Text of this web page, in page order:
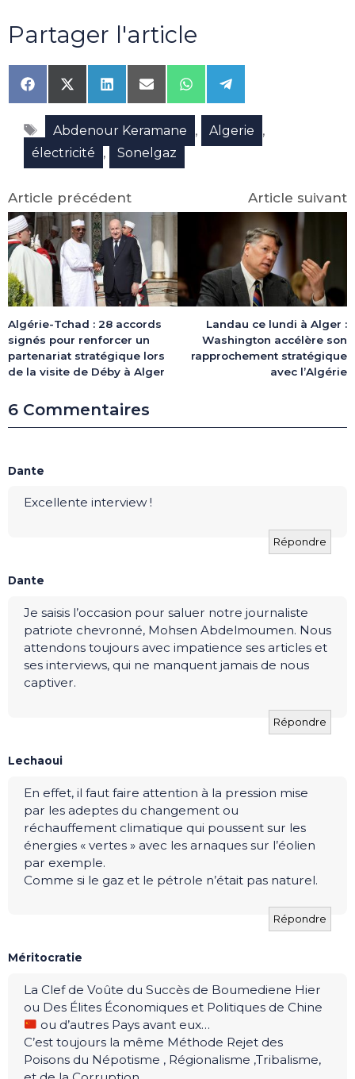
Partager l'article
Share
on
Facebook
Share
on
X
(Twitter)
Share
on
LinkedIn
Share
on
Email
Share
on
WhatsApp
Share
on
Telegram
Étiquettes
Abdenour Keramane , Algerie ,
électricité , Sonelgaz
Article précédent
Algérie-Tchad : 28 accords
signés pour renforcer un
partenariat stratégique lors
de la visite de Déby à Alger
Article suivant
Landau ce lundi à Alger :
Washington accélère son
rapprochement stratégique
avec l’Algérie
6 Commentaires
Dante
Excellente interview !
Répondre
Dante
Je saisis l’occasion pour saluer notre journaliste
patriote chevronné, Mohsen Abdelmoumen. Nous
attendons toujours avec impatience ses articles et
ses interviews, qui ne manquent jamais de nous
captiver.
Répondre
Lechaoui
En effet, il faut faire attention à la pression mise
par les adeptes du changement ou
réchauffement climatique qui poussent sur les
énergies « vertes » avec les arnaques sur l’éolien
par exemple.
Comme si le gaz et le pétrole n’était pas naturel.
Répondre
Méritocratie
La Clef de Voûte du Succès de Boumediene Hier
ou Des Élites Économiques et Politiques de Chine
ou d’autres Pays avant eux…
C’est toujours la même Méthode Rejet des
Poisons du Népotisme , Régionalisme ,Tribalisme,